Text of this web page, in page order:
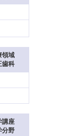
領域
歯科
講座
分野